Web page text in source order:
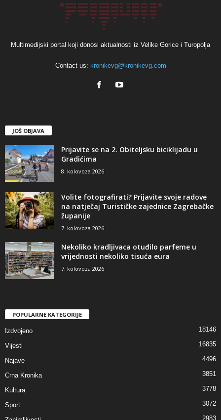
Multimedijski portal koji donosi aktualnosti iz Velike Gorice i Turopolja
Contact us: kronikevg@kronikevg.com
JOŠ OBJAVA
Prijavite se na 2. Obiteljsku biciklijadu u
Gradićima
8. kolovoza 2026
Volite fotografirati? Prijavite svoje radove
na natječaj Turističke zajednice Zagrebačke
županije
7. kolovoza 2026
Nekoliko kradljivaca otuđilo parfeme u
vrijednosti nekoliko tisuća eura
7. kolovoza 2026
POPULARNE KATEGORIJE
Izdvojeno 18146
Vijesti 16835
Najave 4496
Crna Kronika 3851
Kultura 3778
Sport 3072
2983